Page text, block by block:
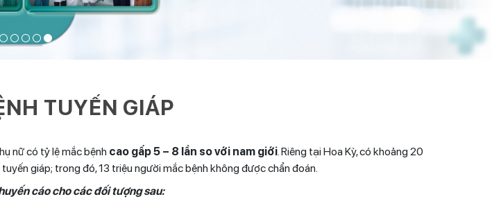
TUYẾN GIÁP
nữ có tỷ lệ mắc bệnh cao gấp 5 – 8 lần so với nam giới. Riêng tại Hoa Kỳ, có khoảng 20
giáp; trong đó, 13 triệu người mắc bệnh không được chẩn đoán.
cáo cho các đối tượng sau: